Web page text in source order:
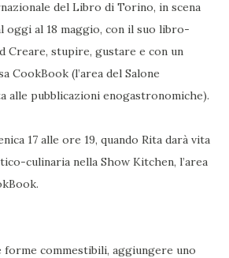
del Libro di Torino, in scena
oggi al 18 maggio, con il suo libro-
Creare, stupire, gustare e con un
CookBook (l’area del Salone
alle pubblicazioni enogastronomiche).
17 alle ore 19, quando Rita darà vita
culinaria nella Show Kitchen, l’area
commestibili, aggiungere uno